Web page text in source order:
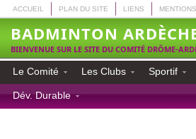
ACCUEIL PLAN DU SITE LIENS
BADMINTON
BIENVENUE SUR LE SITE DU COMITÉ DRÔME-
Le Comité Les Clubs Sportif
Dév. Durable